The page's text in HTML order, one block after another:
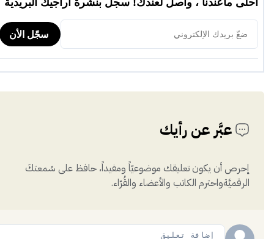
عبَّر عن رأيك
إحرص أن يكون تعليقك موضوعيّاً ومفيداً، حافظ على سُمعتكَ
الرقميَّةواحترم الكاتب والأعضاء والقُرّاء.